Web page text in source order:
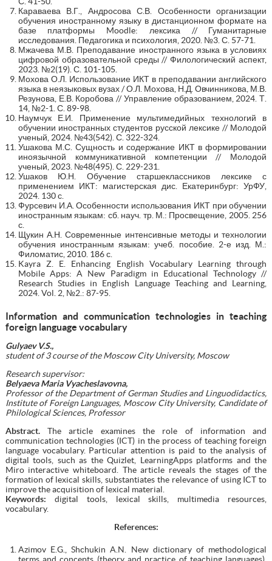
Караваева В.Г., Андросова С.В. Особенности организации
обучения иностранному языку в дистанционном формате на
базе платформы Moodle: лексика // Гуманитарные
исследования. Педагогика и психология, 2020. №3. С. 57-71.
Мжачева М.В. Преподавание иностранного языка в условиях
цифровой образовательной среды // Филологический аспект,
2023. №2(19). С. 101-105.
Мохова О.Л. Использование ИКТ в преподавании английского
языка в неязыковых вузах / О.Л. Мохова, Н.Д. Овчинникова, М.В.
Резунова, Е.В. Коробова // Управление образованием, 2024. Т.
14, №2-1. С. 89-98.
Наумчук Е.И. Применение мультимедийных технологий в
обучении иностранных студентов русской лексике // Молодой
ученый, 2024. №43(542). С. 322-324.
Ушакова М.С. Сущность и содержание ИКТ в формировании
иноязычной коммуникативной компетенции // Молодой
ученый, 2023. №48(495). С. 229-231.
Ушаков Ю.Н. Обучение старшеклассников лексике с
применением ИКТ: магистерская дис. Екатеринбург: УрФУ,
2024. 130 с.
Фурсевич И.А. Особенности использования ИКТ при обучении
иностранным языкам: сб. науч. тр. М.: Просвещение, 2005. 256
с.
Щукин А.Н. Современные интенсивные методы и технологии
обучения иностранным языкам: учеб. пособие. 2-е изд. М.:
Филоматис, 2010. 186 с.
Kayra Z. E. Enhancing English Vocabulary Learning through
Mobile Apps: A New Paradigm in Educational Technology //
Research Studies in English Language Teaching and Learning,
2024. Vol. 2, №2.: 87-95.
Information and communication technologies in teaching
foreign language vocabulary
Gulyaev V.S.,
student of 3 course of the Moscow City University, Moscow
Research supervisor:
Belyaeva Maria Vyacheslavovna,
Professor of the Department of German Studies and Linguodidactics,
Institute of Foreign Languages, Moscow City University, Candidate of
Philological Sciences, Professor
Abstract.The article examines the role of information and
communication technologies (ICT) in the process of teaching foreign
language vocabulary. Particular attention is paid to the analysis of
digital tools, such as the Quizlet, LearningApps platforms and the
Miro interactive whiteboard. The article reveals the stages of the
formation of lexical skills, substantiates the relevance of using ICT to
improve the acquisition of lexical material.
Keywords: digital tools, lexical skills, multimedia resources,
vocabulary.
References:
Azimov E.G., Shchukin A.N. New dictionary of methodological
terms and concepts (theory and practice of teaching languages).